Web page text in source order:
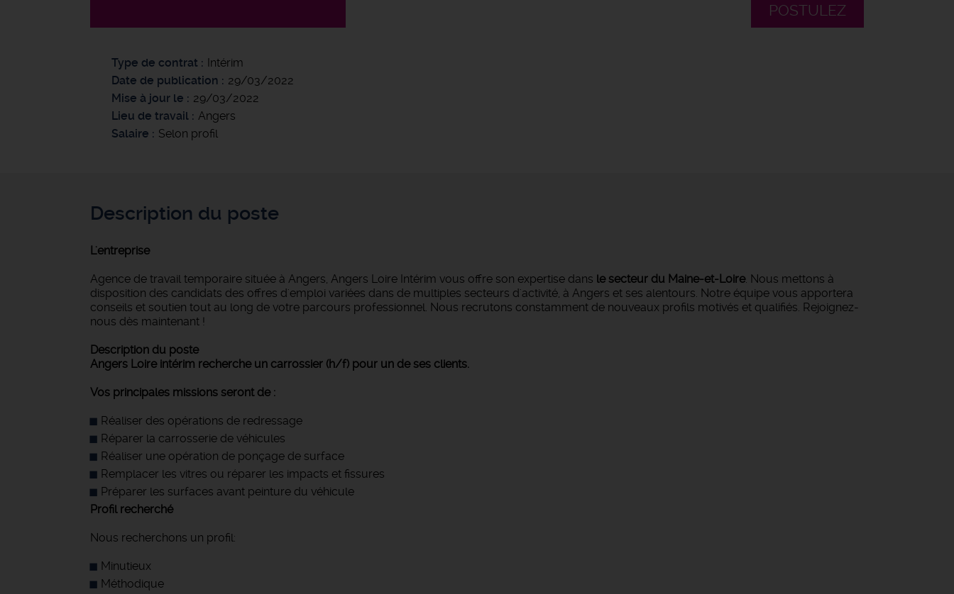
POSTULEZ
Type de contrat
Intérim
Date de publication
29/03/2022
Mise à jour le
29/03/2022
Lieu de travail
Angers
Salaire
Selon profil
Description du poste
L'entreprise
Agence de travail temporaire située à Angers, Angers Loire Intérim vous offre son expertise dans le secteur du Maine-et-Loire. Nous mettons à
disposition des candidats des offres d'emploi variées dans de multiples secteurs d'activité, à Angers et ses alentours. Notre équipe vous apportera
conseils et soutien tout au long de votre parcours professionnel. Nous recrutons constamment de nouveaux profils motivés et qualifiés. Rejoignez-
nous dès maintenant !
Description du poste
Angers Loire intérim recherche un carrossier (h/f) pour un de ses clients.
Vos principales missions seront de :
Réaliser des opérations de redressage
Réparer la carrosserie de véhicules
Réaliser une opération de ponçage de surface
Remplacer les vitres ou réparer les impacts et fissures
Préparer les surfaces avant peinture du véhicule
Profil recherché
Nous recherchons un profil:
Minutieux
Méthodique